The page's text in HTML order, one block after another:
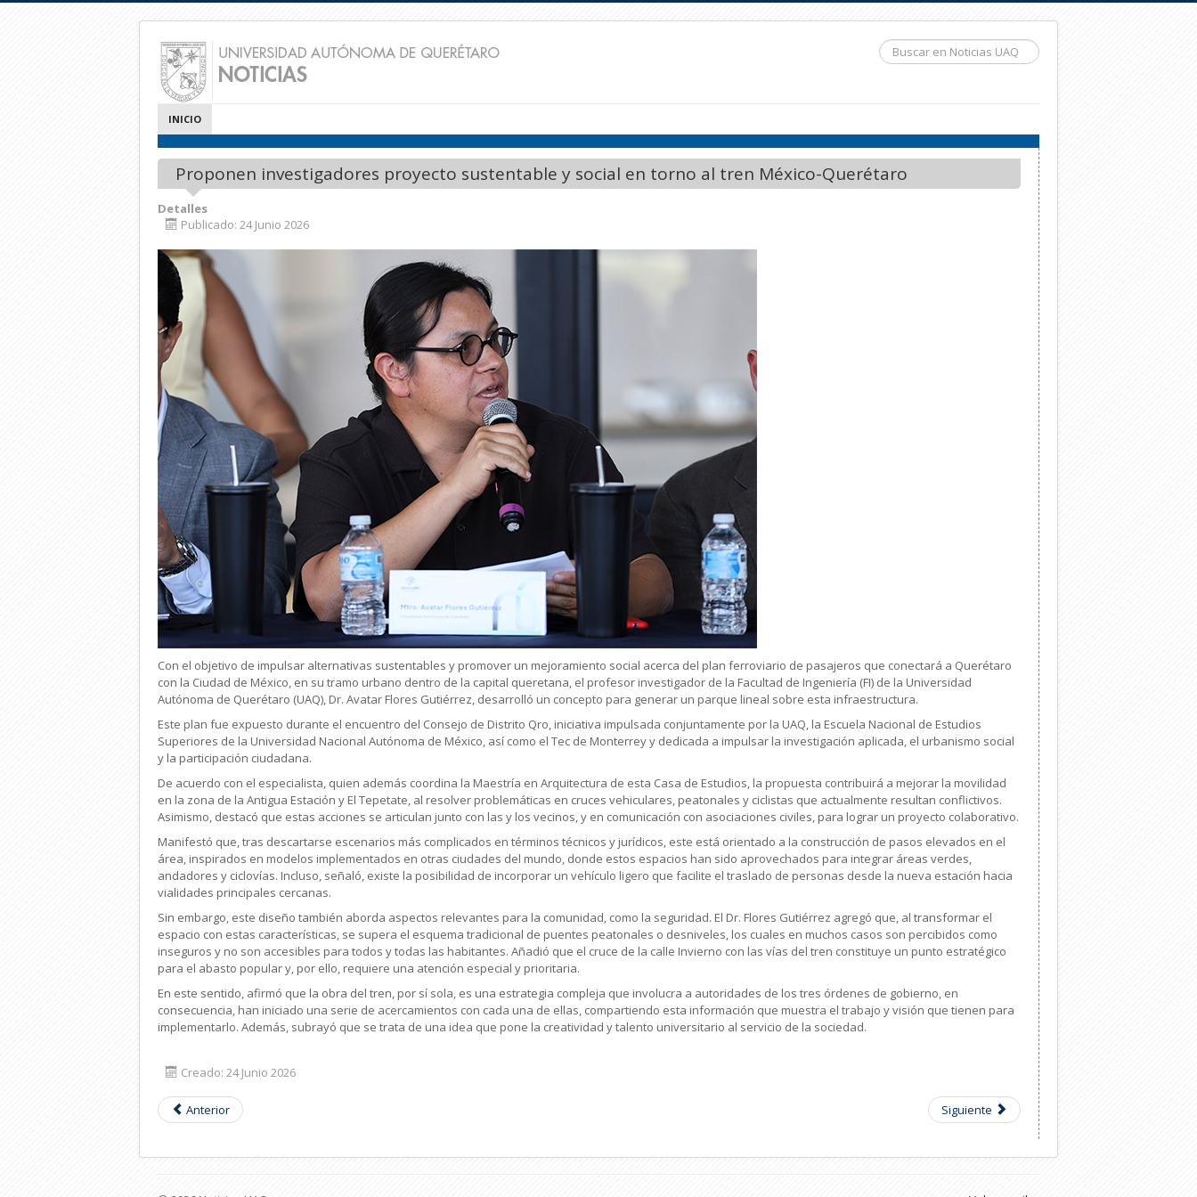
Buscar...
INICIO
Proponen investigadores proyecto sustentable y social en torno al tren México-Querétaro
Detalles
Publicado: 24 Junio 2026
Con el objetivo de impulsar alternativas sustentables y promover un mejoramiento social acerca del plan ferroviario de pasajeros que conectará a Querétaro
con la Ciudad de México, en su tramo urbano dentro de la capital queretana, el profesor investigador de la Facultad de Ingeniería (FI) de la Universidad
Autónoma de Querétaro (UAQ), Dr. Avatar Flores Gutiérrez, desarrolló un concepto para generar un parque lineal sobre esta infraestructura.
Este plan fue expuesto durante el encuentro del Consejo de Distrito Qro, iniciativa impulsada conjuntamente por la UAQ, la Escuela Nacional de Estudios
Superiores de la Universidad Nacional Autónoma de México, así como el Tec de Monterrey y dedicada a impulsar la investigación aplicada, el urbanismo social
y la participación ciudadana.
De acuerdo con el especialista, quien además coordina la Maestría en Arquitectura de esta Casa de Estudios, la propuesta contribuirá a mejorar la movilidad
en la zona de la Antigua Estación y El Tepetate, al resolver problemáticas en cruces vehiculares, peatonales y ciclistas que actualmente resultan conflictivos.
Asimismo, destacó que estas acciones se articulan junto con las y los vecinos, y en comunicación con asociaciones civiles, para lograr un proyecto colaborativo.
Manifestó que, tras descartarse escenarios más complicados en términos técnicos y jurídicos, este está orientado a la construcción de pasos elevados en el
área, inspirados en modelos implementados en otras ciudades del mundo, donde estos espacios han sido aprovechados para integrar áreas verdes,
andadores y ciclovías. Incluso, señaló, existe la posibilidad de incorporar un vehículo ligero que facilite el traslado de personas desde la nueva estación hacia
vialidades principales cercanas.
Sin embargo, este diseño también aborda aspectos relevantes para la comunidad, como la seguridad. El Dr. Flores Gutiérrez agregó que, al transformar el
espacio con estas características, se supera el esquema tradicional de puentes peatonales o desniveles, los cuales en muchos casos son percibidos como
inseguros y no son accesibles para todos y todas las habitantes. Añadió que el cruce de la calle Invierno con las vías del tren constituye un punto estratégico
para el abasto popular y, por ello, requiere una atención especial y prioritaria.
En este sentido, afirmó que la obra del tren, por sí sola, es una estrategia compleja que involucra a autoridades de los tres órdenes de gobierno, en
consecuencia, han iniciado una serie de acercamientos con cada una de ellas, compartiendo esta información que muestra el trabajo y visión que tienen para
implementarlo. Además, subrayó que se trata de una idea que pone la creatividad y talento universitario al servicio de la sociedad.
Creado: 24 Junio 2026
Anterior Siguiente